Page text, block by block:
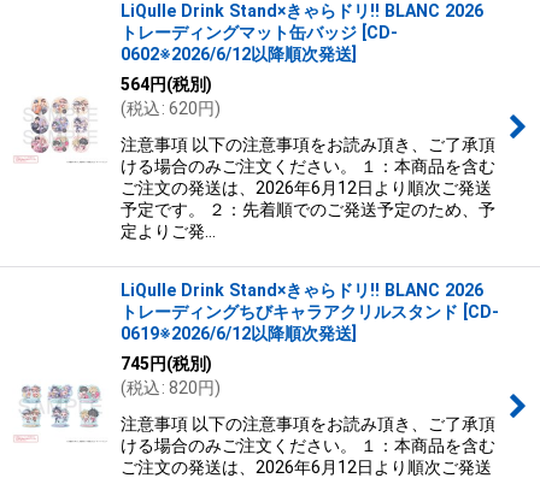
LiQulle Drink Stand×きゃらドリ!! BLANC 2026
トレーディングマット缶バッジ CD-
0602※2026/6/12以降順次発送
564円(税別)
(税込: 620円)
注意事項 以下の注意事項をお読み頂き、ご了承頂
ける場合のみご注文ください。 １：本商品を含む
ご注文の発送は、2026年6月12日より順次ご発送
予定です。 ２：先着順でのご発送予定のため、予
定よりご発…
LiQulle Drink Stand×きゃらドリ!! BLANC 2026
トレーディングちびキャラアクリルスタンド
CD-
0619※2026/6/12以降順次発送
745円(税別)
(税込: 820円)
注意事項 以下の注意事項をお読み頂き、ご了承頂
ける場合のみご注文ください。 １：本商品を含む
ご注文の発送は、2026年6月12日より順次ご発送